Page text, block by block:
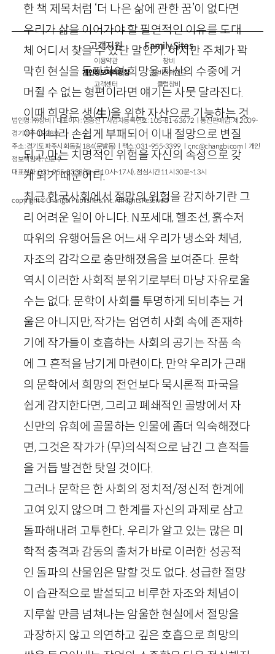
한 책 제목처럼 ‘더 나은 삶에 관한 꿈’이 없다면
우리가 삶을 이어가야 할 필연적인 이유를 도대
체 어디서 찾을 수 있단 말인가. 하지만 주체가 꽉
막힌 현실을 돌파하여 희망을 자신의 수중에 거
머쥘 수 없는 형편이라면 얘기는 사뭇 달라진다.
이때 희망은 생(生)을 위한 자산으로 기능하는 것
이 아니라 손쉽게 부패되어 이내 절망으로 변질
되고 마는 치명적인 위험을 자신의 속성으로 갖
게 되기 때문이다.
최근 한국사회에서 절망의 위험을 감지하기란 그
리 어려운 일이 아니다. N포세대, 헬조선, 흙수저
따위의 유행어들은 어느새 우리가 냉소와 체념,
자조의 감각으로 충만해졌음을 보여준다. 문학
역시 이러한 사회적 분위기로부터 마냥 자유로울
수는 없다. 문학이 사회를 투명하게 되비추는 거
울은 아니지만, 작가는 엄연히 사회 속에 존재하
기에 작가들이 호흡하는 사회의 공기는 작품 속
에 그 흔적을 남기게 마련이다. 만약 우리가 근래
의 문학에서 희망의 전언보다 묵시론적 파국을
쉽게 감지한다면, 그리고 폐쇄적인 골방에서 자
신만의 유희에 골몰하는 인물에 좀더 익숙해졌다
면, 그것은 작가가 (무)의식적으로 남긴 그 흔적들
을 거듭 발견한 탓일 것이다.
그러나 문학은 한 사회의 정치적/정신적 한계에
고여 있지 않으며 그 한계를 자신의 과제로 삼고
돌파해내려 고투한다. 우리가 알고 있는 많은 미
학적 충격과 감동의 출처가 바로 이러한 성공적
인 돌파의 산물임은 말할 것도 없다. 성급한 절망
이 습관적으로 발설되고 비루한 자조와 체념이
지루할 만큼 넘쳐나는 암울한 현실에서 절망을
과장하지 않고 의연하고 깊은 호흡으로 희망의
고객지원
이용약관
개인정보처리방침
고객센터
Family Sites
창비
창비문화재단
클럽창비
법인명 : ㈜창비ㅣ대표이사 : 염종선ㅣ사업자등록번호 : 105-81-63672ㅣ통신판매업 : 제 2009-
경기파주-1928호
주소 : 경기도 파주시 회동길 184(문발동)ㅣ팩스 : 031-955-3399 ㅣcnc@changbi.com ㅣ개인
정보책임자 : 신문수
대표전화 : 031-955-3333(월~금 10시~17시), 점심시간 11시 30분~13시
copyright © Changbi Publishers, inc. All Rights Reserved.